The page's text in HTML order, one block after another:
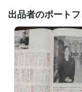
＃保護者代表
#ウェディング
＃ブライダル
＃ライター
＃観光
＃ホテル
＃旅行
＃節約
＃ファイナンシャルプラ
出品者のポート